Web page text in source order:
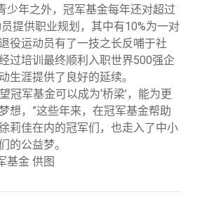
少年之外，冠军基金每年还对超过
提供职业规划，其中有10%为一对
役运动员有了一技之长反哺于社
过培训最终顺利入职世界500强企
生涯提供了良好的延续。
冠军基金可以成为‘桥梁’，能为更
想，”这些年来，在冠军基金帮助
莉佳在内的冠军们，也走入了中小
的公益梦。
基金 供图